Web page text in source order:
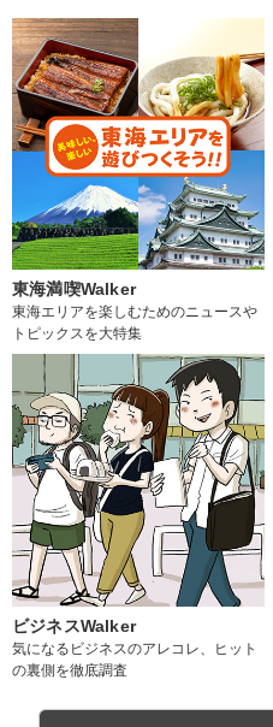
東海満喫Walker
東海エリアを楽しむためのニュースや
トピックスを大特集
ビジネスWalker
気になるビジネスのアレコレ、ヒット
の裏側を徹底調査